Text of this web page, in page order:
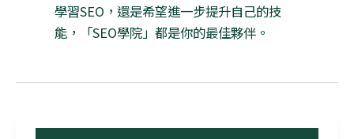
學習SEO，還是希望進一步提升自己的技
能，「SEO學院」都是你的最佳夥伴。
AI 時代嘅 SEO 變革：點樣善用人工智慧引爆網站流量？